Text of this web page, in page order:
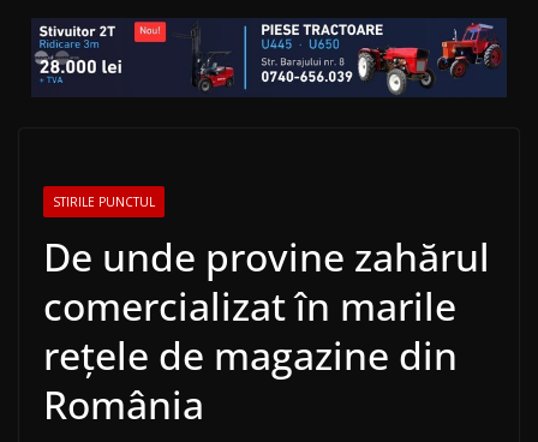
STIRILE PUNCTUL
De unde provine zahărul
comercializat în marile
rețele de magazine din
România